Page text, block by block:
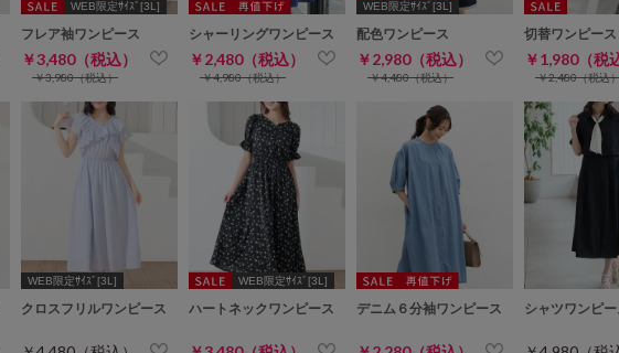
WEB限定ｻｲｽﾞ[3L]
フレア袖ワンピース
￥3,480（税込）
￥3,980（税込）
シャーリングワンピース
￥2,480（税込）
￥4,980（税込）
WEB限定ｻｲｽﾞ[3L]
配色ワンピース
￥2,980（税込）
￥4,480（税込）
切替ワンピース
￥1,980（税
￥2,480（税込
WEB限定ｻｲｽﾞ[3L]
クロスフリルワンピース
WEB限定ｻｲｽﾞ[3L]
ハートネックワンピース デニム６分袖ワンピース シャツワンピー